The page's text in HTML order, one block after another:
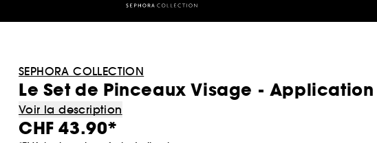
SEPHORA COLLECTION
Le Set de Pinceaux Visage -
Voir la description
CHF 43.90*